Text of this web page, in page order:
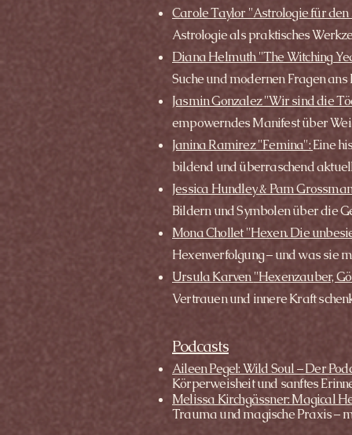
Carole Taylor "Astrologie für
Astrologie als praktisches
Diana Helmuth "The Witching
Suche und modernen Fragen
Jasmin Gonzalez "Wir sind die
empowerndes Manifest über
Janina Ramirez "Femina":Eine
bildend und überraschend
Jessica Hundley & Pam
Bildern und Symbolen über die
Mona Chollet "Hexen. Die
Hexenverfolgung – und was sie
​Ursula Karven"Hexenzauber,
Vertrauen und innere Kraft
Podcasts
Aileen Pegel: Wild Soul – Der
Körperweisheit und sanftes
Melissa Kirchgässner: Magical
Trauma und magische Praxis –